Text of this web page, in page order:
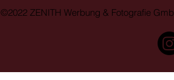
©2022 ZENITH Werbung & Fotografie